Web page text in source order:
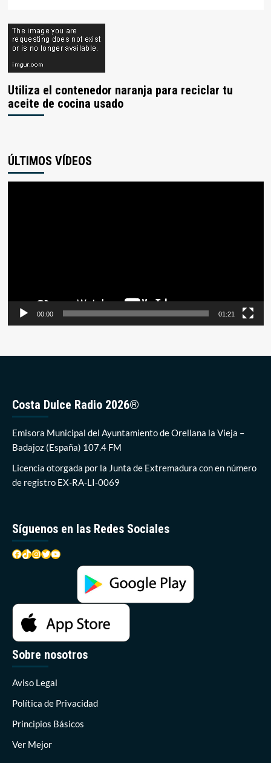
Utiliza el contenedor naranja para reciclar tu
aceite de cocina usado
ÚLTIMOS VÍDEOS
00:00 01:21
Costa Dulce Radio 2026®
Emisora Municipal del Ayuntamiento de Orellana la Vieja –
Badajoz (España) 107.4 FM
Licencia otorgada por la Junta de Extremadura con en número
de registro EX-RA-LI-0069
Síguenos en las Redes Sociales
Facebook
TikTok
Instagram
Twitter
YouTube
Sobre nosotros
Aviso Legal
Política de Privacidad
Principios Básicos
Ver Mejor